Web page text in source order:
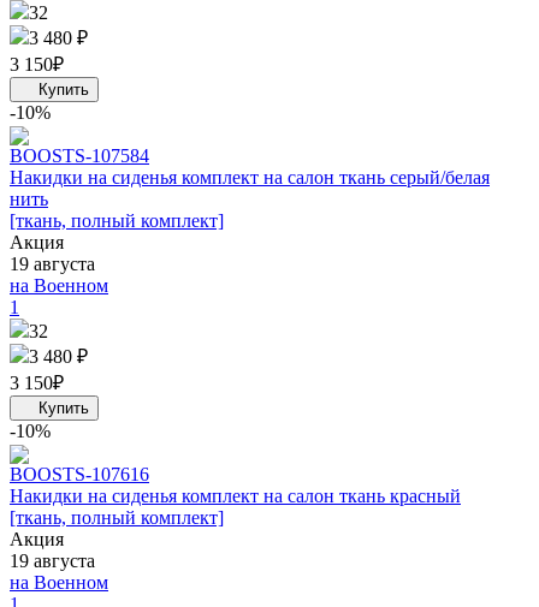
32
3 480 ₽
3 150₽
-10%
BOOSTS-107584
Накидки на сиденья комплект на салон ткань серый/белая
нить
[ткань, полный комплект]
Акция
19 августа
на Военном
1
32
3 480 ₽
3 150₽
-10%
BOOSTS-107616
Накидки на сиденья комплект на салон ткань красный
[ткань, полный комплект]
Акция
19 августа
на Военном